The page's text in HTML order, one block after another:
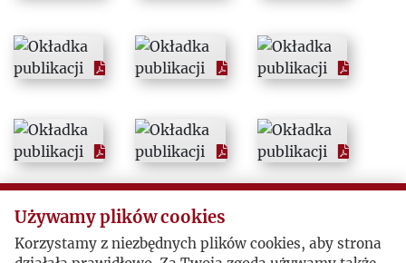
1970
1971
1972
1973
1974
Używamy plików cookies
Korzystamy z niezbędnych plików cookies, aby strona